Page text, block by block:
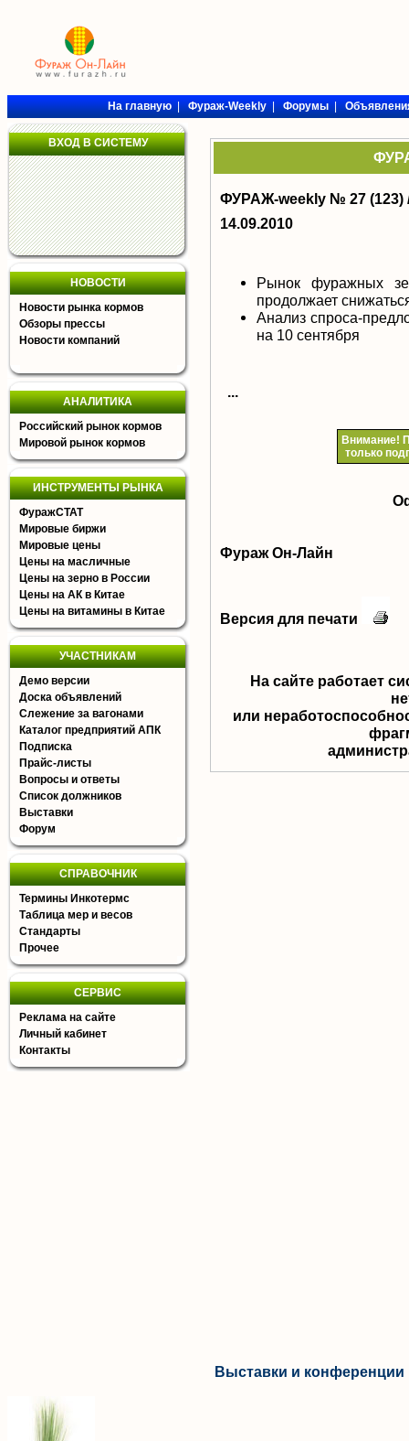
На главную|Фураж-Weekly|Форумы|
ВХОД В СИСТЕМУ
НОВОСТИ
Новости рынка кормов
Обзоры прессы
Новости компаний
АНАЛИТИКА
Российский рынок кормов
Мировой рынок кормов
ИНСТРУМЕНТЫ РЫНКА
ФуражСТАТ
Мировые биржи
Мировые цены
Цены на масличные
Цены на зерно в России
Цены на АК в Китае
Цены на витамины в Китае
УЧАСТНИКАМ
Демо версии
Доска объявлений
Слежение за вагонами
Каталог предприятий АПК
Подписка
Прайс-листы
Вопросы и ответы
Список должников
Выставки
Форум
СПРАВОЧНИК
Термины Инкотермс
Таблица мер и весов
Стандарты
Прочее
СЕРВИС
Реклама на сайте
Личный кабинет
Контакты
ФУРАЖ-weekly № 27 (123)
14.09.2010
Рынок фуражных
продолжает
Анализ спроса-
на 10 сентября
...
Внимание!
только
Фураж Он-Лайн
Версия для печати
На сайте работает
или
Выставки и конференции